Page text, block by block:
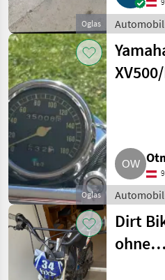
Oglas
motocikli
Oglas
motocikli
Dirt
ohne